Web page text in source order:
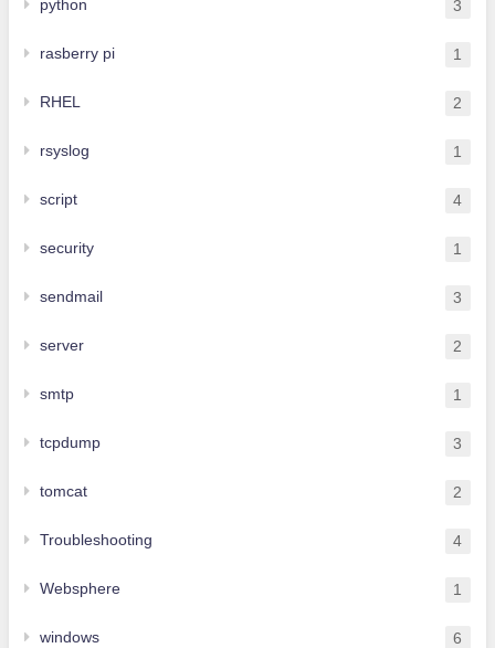
python 3
rasberry pi 1
RHEL 2
rsyslog 1
script 4
security 1
sendmail 3
server 2
smtp 1
tcpdump 3
tomcat 2
Troubleshooting 4
Websphere 1
windows 6